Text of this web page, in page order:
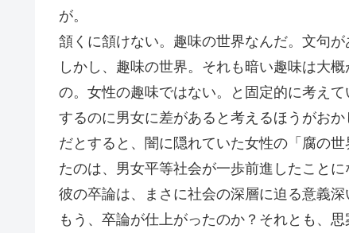
が。
頷くに頷けない。趣味の世界なんだ。文句
しかし、趣味の世界。それも暗い趣味は大
の。女性の趣味ではない。と固定的に考え
するのに男女に差があると考えるほうがおか
だとすると、闇に隠れていた女性の「腐の
たのは、男女平等社会が一歩前進したことに
彼の卒論は、まさに社会の深層に迫る意義深
もう、卒論が仕上がったのか？それとも、思